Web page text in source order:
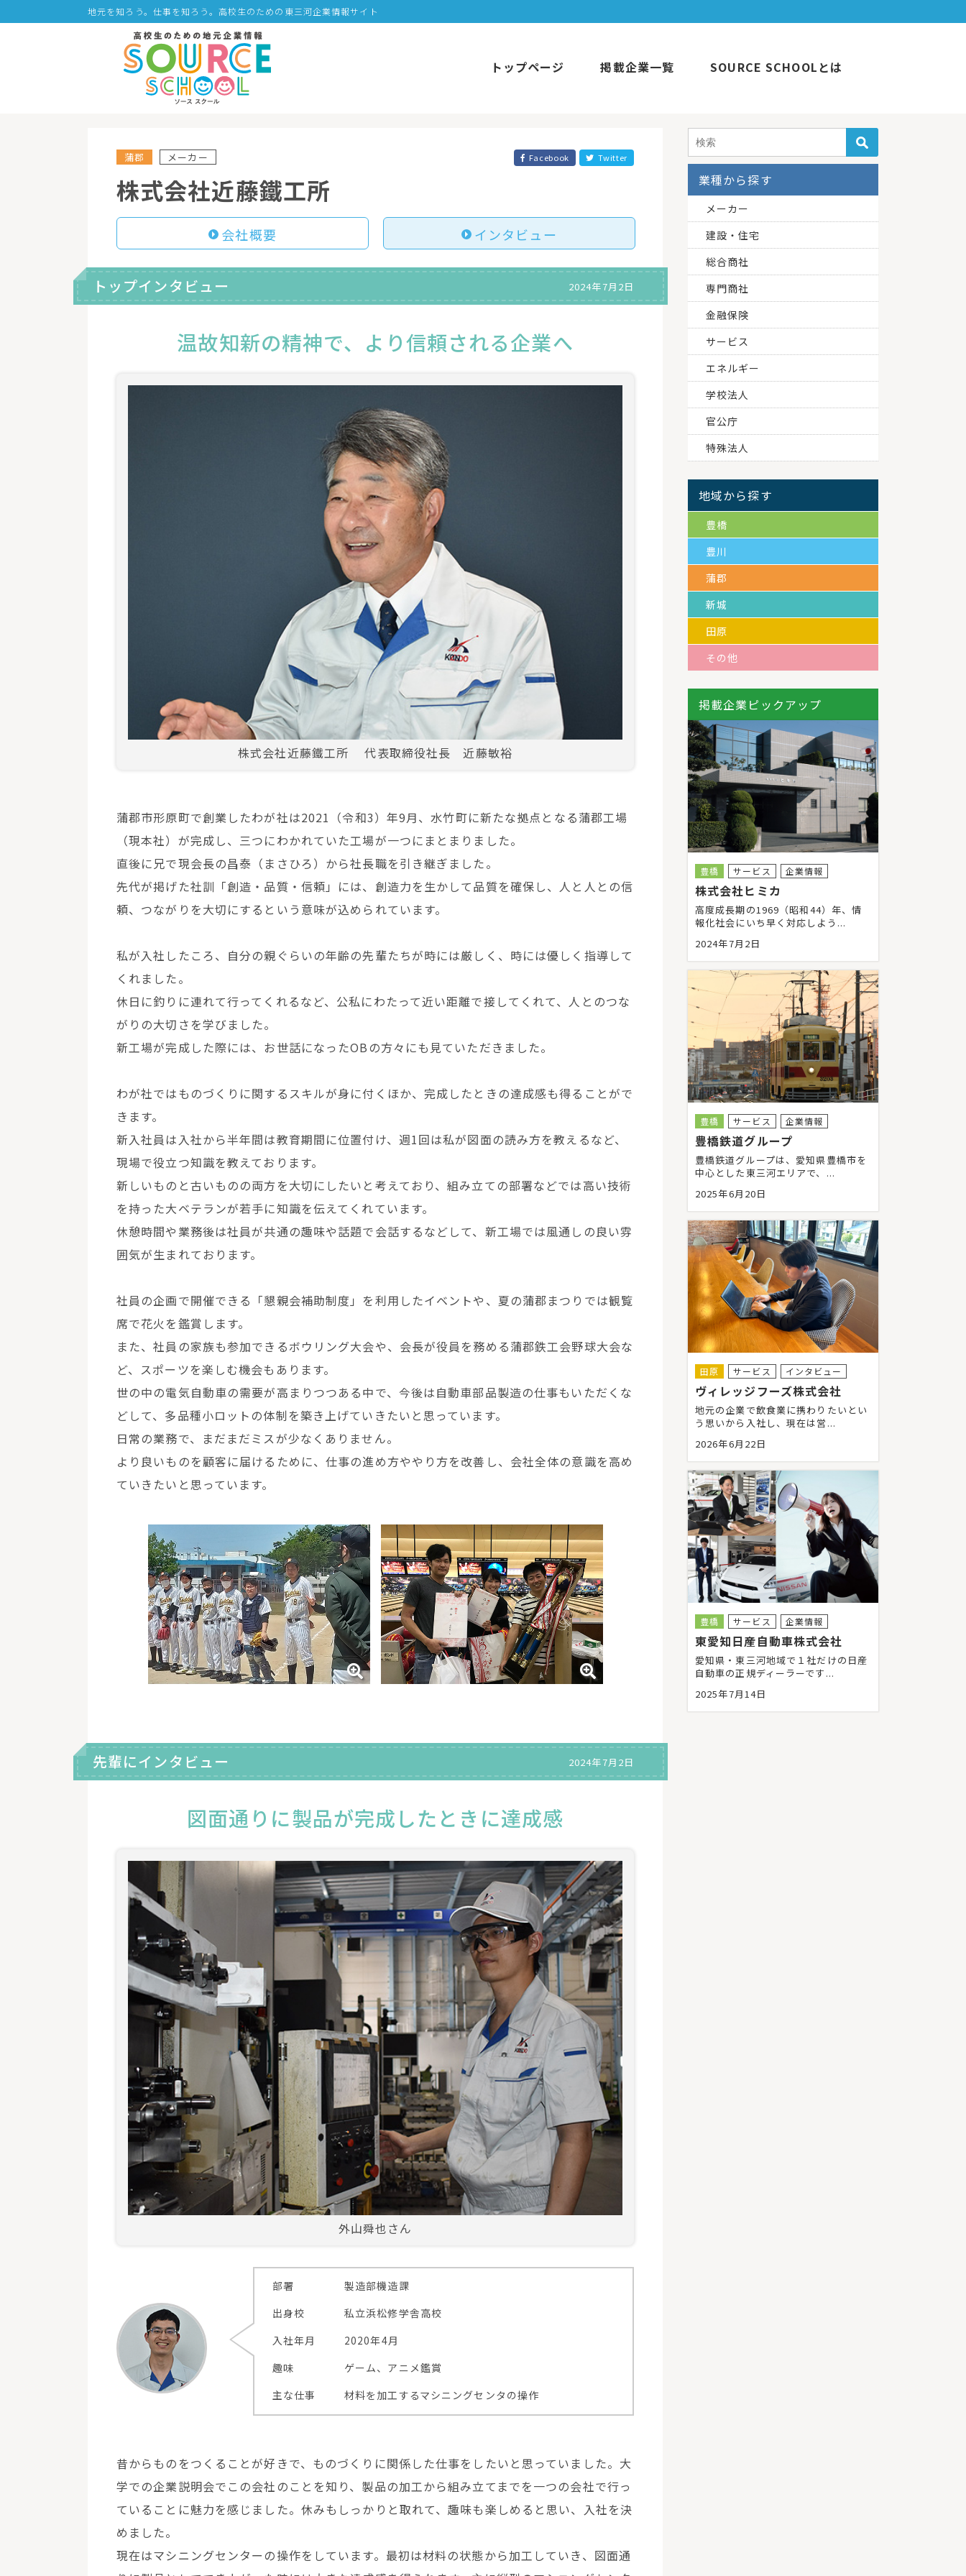
地元を知ろう。仕事を知ろう。高校生のための東三河企業情報サイト
トップページ 掲載企業一覧 SOURCE SCHOOLとは
蒲郡 メーカー Facebook Twitter
株式会社近藤鐵工所
会社概要 インタビュー
トップインタビュー 2024年7月2日
温故知新の精神で、より信頼される企業へ
株式会社近藤鐵工所 代表取締役社長 近藤敏裕
蒲郡市形原町で創業したわが社は2021（令和3）年9月、水竹町に新たな拠点となる蒲郡工場
（現本社）が完成し、三つにわかれていた工場が一つにまとまりました。
直後に兄で現会長の昌泰（まさひろ）から社長職を引き継ぎました。
先代が掲げた社訓「創造・品質・信頼」には、創造力を生かして品質を確保し、人と人との信
頼、つながりを大切にするという意味が込められています。
私が入社したころ、自分の親ぐらいの年齢の先輩たちが時には厳しく、時には優しく指導して
くれました。
休日に釣りに連れて行ってくれるなど、公私にわたって近い距離で接してくれて、人とのつな
がりの大切さを学びました。
新工場が完成した際には、お世話になったOBの方々にも見ていただきました。
わが社ではものづくりに関するスキルが身に付くほか、完成したときの達成感も得ることがで
きます。
新入社員は入社から半年間は教育期間に位置付け、週1回は私が図面の読み方を教えるなど、
現場で役立つ知識を教えております。
新しいものと古いものの両方を大切にしたいと考えており、組み立ての部署などでは高い技術
を持った大ベテランが若手に知識を伝えてくれています。
休憩時間や業務後は社員が共通の趣味や話題で会話するなどして、新工場では風通しの良い雰
囲気が生まれております。
社員の企画で開催できる「懇親会補助制度」を利用したイベントや、夏の蒲郡まつりでは観覧
席で花火を鑑賞します。
また、社員の家族も参加できるボウリング大会や、会長が役員を務める蒲郡鉄工会野球大会な
ど、スポーツを楽しむ機会もあります。
世の中の電気自動車の需要が高まりつつある中で、今後は自動車部品製造の仕事もいただくな
どして、多品種小ロットの体制を築き上げていきたいと思っています。
日常の業務で、まだまだミスが少なくありません。
より良いものを顧客に届けるために、仕事の進め方ややり方を改善し、会社全体の意識を高め
ていきたいと思っています。
先輩にインタビュー 2024年7月2日
図面通りに製品が完成したときに達成感
外山舜也さん
部署
製造部機造課
出身校
私立浜松修学舎高校
入社年月
2020年4月
趣味
ゲーム、アニメ鑑賞
主な仕事
材料を加工するマシニングセンタの操作
昔からものをつくることが好きで、ものづくりに関係した仕事をしたいと思っていました。大
学での企業説明会でこの会社のことを知り、製品の加工から組み立てまでを一つの会社で行っ
ていることに魅力を感じました。休みもしっかりと取れて、趣味も楽しめると思い、入社を決
めました。
現在はマシニングセンターの操作をしています。最初は材料の状態から加工していき、図面通
業種から探す
メーカー
建設・住宅
総合商社
専門商社
金融保険
サービス
エネルギー
学校法人
官公庁
特殊法人
地域から探す
豊橋
豊川
蒲郡
新城
田原
その他
掲載企業ピックアップ
豊橋 サービス 企業情報
株式会社ヒミカ
高度成長期の1969（昭和44）年、情
報化社会にいち早く対応しよう...
2024年7月2日
豊橋 サービス 企業情報
豊橋鉄道グループ
豊橋鉄道グループは、愛知県豊橋市を
中心とした東三河エリアで、...
2025年6月20日
田原 サービス インタビュー
ヴィレッジフーズ株式会社
地元の企業で飲食業に携わりたいとい
う思いから入社し、現在は営...
2026年6月22日
豊橋 サービス 企業情報
東愛知日産自動車株式会社
愛知県・東三河地域で１社だけの日産
自動車の正規ディーラーです...
2025年7月14日